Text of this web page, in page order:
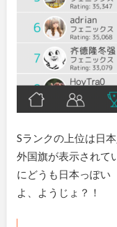
Sランクの上位は日
外国旗が表示されて
にどうも日本っぽい
よ、ようじょ？！